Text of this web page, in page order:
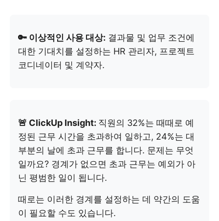
🔑 이상적인 사용 대상: 결과물 및 업무 조건에
대한 기대치를 설정하는 HR 관리자, 프로젝트
코디네이터 및 계약자.
🚨 ClickUp Insight: 직원의 32%는 때때로 예
정된 근무 시간을 초과하여 일하고, 24%는 대
부분의 날에 초과 근무를 합니다. 문제는 무엇
일까요? 경계가 없으면 초과 근무는 예외가 아
닌 평범한 일이 됩니다.
때로는 이러한 경계를 설정하는 데 약간의 도움
이 필요할 수도 있습니다.